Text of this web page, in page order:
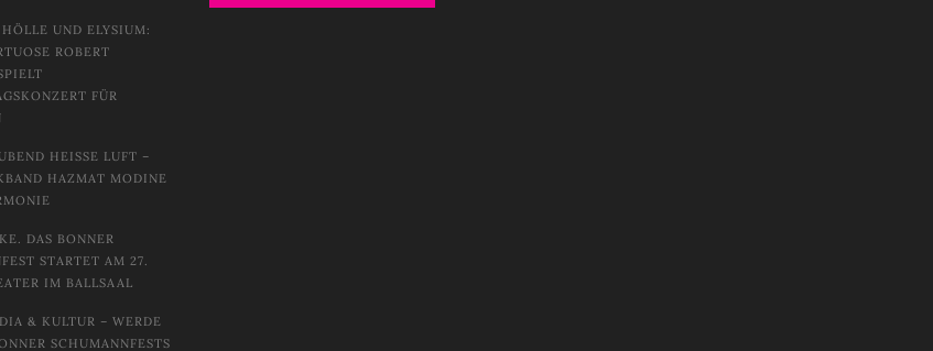
UND ELYSIUM:
ROBERT
FÜR
HEISSE LUFT – W
HAZMAT MODINE I
DAS BONNER
STARTET AM 27.
IM BALLSAAL
& KULTUR – WERDE
SCHUMANNFESTS